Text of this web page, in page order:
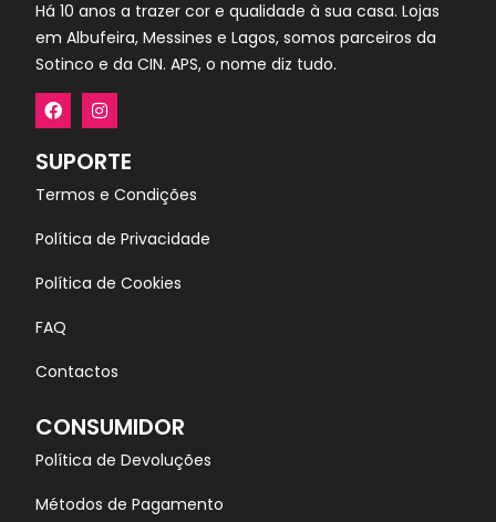
Há 10 anos a trazer cor e qualidade à sua casa. Lojas
em Albufeira, Messines e Lagos, somos parceiros da
Sotinco e da CIN. APS, o nome diz tudo.
SUPORTE
Termos e Condições
Política de Privacidade
Política de Cookies
FAQ
Contactos
CONSUMIDOR
Política de Devoluções
Métodos de Pagamento